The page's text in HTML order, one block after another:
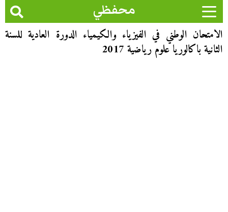
محفظي
الامتحان الوطني في الفيزياء والكيمياء الدورة العادية للسنة
الثانية باكالوريا علوم رياضية 2017